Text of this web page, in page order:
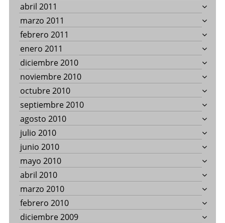
abril 2011
marzo 2011
febrero 2011
enero 2011
diciembre 2010
noviembre 2010
octubre 2010
septiembre 2010
agosto 2010
julio 2010
junio 2010
mayo 2010
abril 2010
marzo 2010
febrero 2010
diciembre 2009